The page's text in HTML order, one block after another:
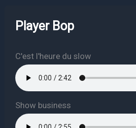
Player Bop
C'est l'heure du slow
Show business